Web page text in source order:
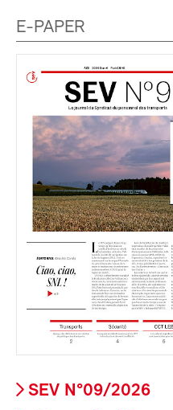
E-PAPER
SEV N°09/2026